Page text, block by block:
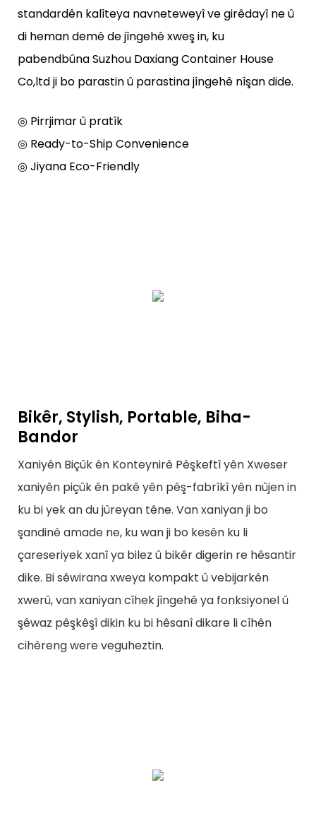
standardên kalîteya navneteweyî ve girêdayî ne û
di heman demê de jîngehê xweş in, ku
pabendbûna Suzhou Daxiang Container House
Co,ltd ji bo parastin û parastina jîngehê nîşan dide.
◎ Pirrjimar û pratîk
◎ Ready-to-Ship Convenience
◎ Jiyana Eco-Friendly
Bikêr, Stylish, Portable, Biha-
Bandor
Xaniyên Biçûk ên Konteynirê Pêşkeftî yên Xweser
xaniyên piçûk ên pakê yên pêş-fabrîkî yên nûjen in
ku bi yek an du jûreyan têne. Van xaniyan ji bo
şandinê amade ne, ku wan ji bo kesên ku li
çareseriyek xanî ya bilez û bikêr digerin re hêsantir
dike. Bi sêwirana xweya kompakt û vebijarkên
xwerû, van xaniyan cîhek jîngehê ya fonksiyonel û
şêwaz pêşkêşî dikin ku bi hêsanî dikare li cîhên
cihêreng were veguheztin.